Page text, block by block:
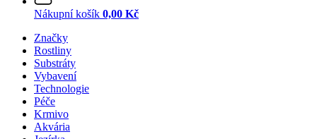
Nákupní košík 0,00 Kč
Značky
Rostliny
Substráty
Vybavení
Technologie
Péče
Krmivo
Akvária